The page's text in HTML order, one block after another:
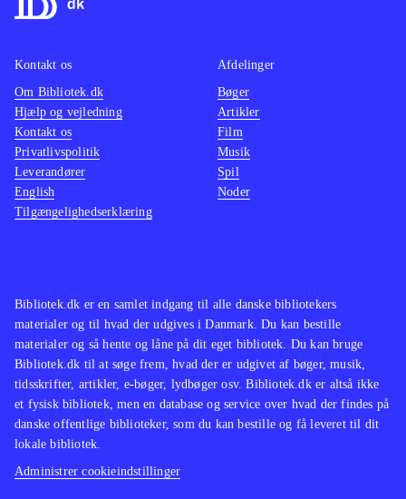
Bibliotek.dk er en samlet indgang til alle danske bibliotekers
materialer og til hvad der udgives i Danmark. Du kan bestille
materialer og så hente og låne på dit eget bibliotek. Du kan bruge
Bibliotek.dk til at søge frem, hvad der er udgivet af bøger, musik,
tidsskrifter, artikler, e-bøger, lydbøger osv. Bibliotek.dk er altså ikke
et fysisk bibliotek, men en database og service over hvad der findes på
danske offentlige biblioteker, som du kan bestille og få leveret til dit
lokale bibliotek.
Administrer cookieindstillinger
Kontakt os
Om Bibliotek.dk
Hjælp og vejledning
Kontakt os
Privatlivspolitik
Leverandører
English
Tilgængelighedserklæring
Afdelinger
Bøger
Artikler
Film
Musik
Spil
Noder